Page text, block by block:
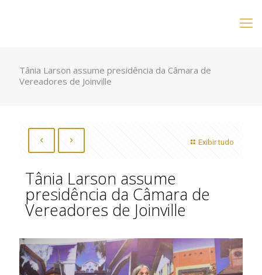
Tânia Larson assume presidência da Câmara de
Vereadores de Joinville
Exibir tudo
Tânia Larson assume
presidência da Câmara de
Vereadores de Joinville